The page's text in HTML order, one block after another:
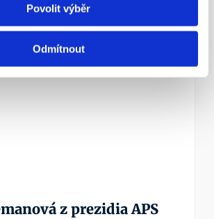
Povolit výběr
Odmítnout
z prezidia APS